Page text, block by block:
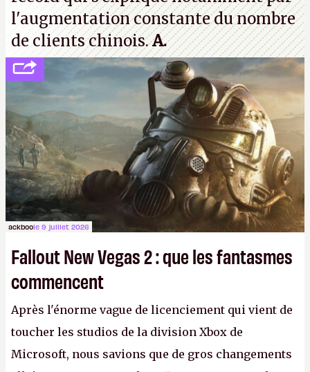
l'augmentation constante du nombre
de clients chinois.A.
ackboole 9 juillet 2026
Fallout New Vegas 2 : que les fantasmes
commencent
Après l'énorme vague de licenciement qui vient de
toucher les studios de la division Xbox de
Microsoft, nous savions que de gros changements